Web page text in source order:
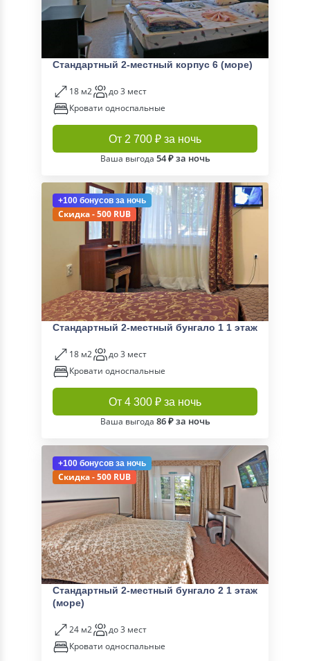
Стандартный 2-местный корпус 6 (море)
18 м2
до 3 мест
Кровати односпальные
От 2 700 ₽ за ночь
Ваша выгода 54 ₽ за ночь
+100 бонусов за ночь
Скидка - 500 RUB
Стандартный 2-местный бунгало 1 1 этаж
18 м2
до 3 мест
Кровати односпальные
От 4 300 ₽ за ночь
Ваша выгода 86 ₽ за ночь
+100 бонусов за ночь
Скидка - 500 RUB
Стандартный 2-местный бунгало 2 1 этаж
(море)
24 м2
до 3 мест
Кровати односпальные